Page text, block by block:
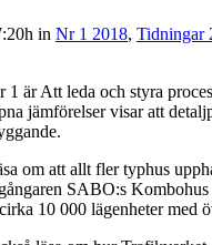
in Nr 1 2018, Tidningar
1 är Att leda och styra
jämförelser visar att
om att allt fler typhus
SABO:s Kombohus
10 000 lägenheter med